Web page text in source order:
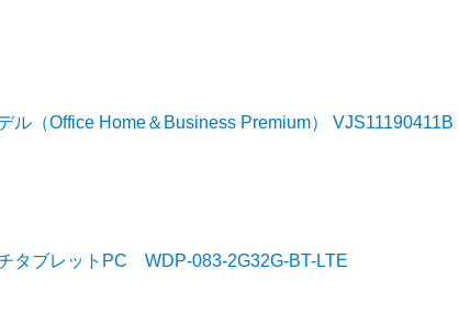
ル（Office Home＆Business Premium） VJS11190411B
タブレットPC WDP-083-2G32G-BT-LTE